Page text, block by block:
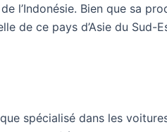
l’Indonésie. Bien que sa
de ce pays d’Asie du Sud-
spécialisé dans les